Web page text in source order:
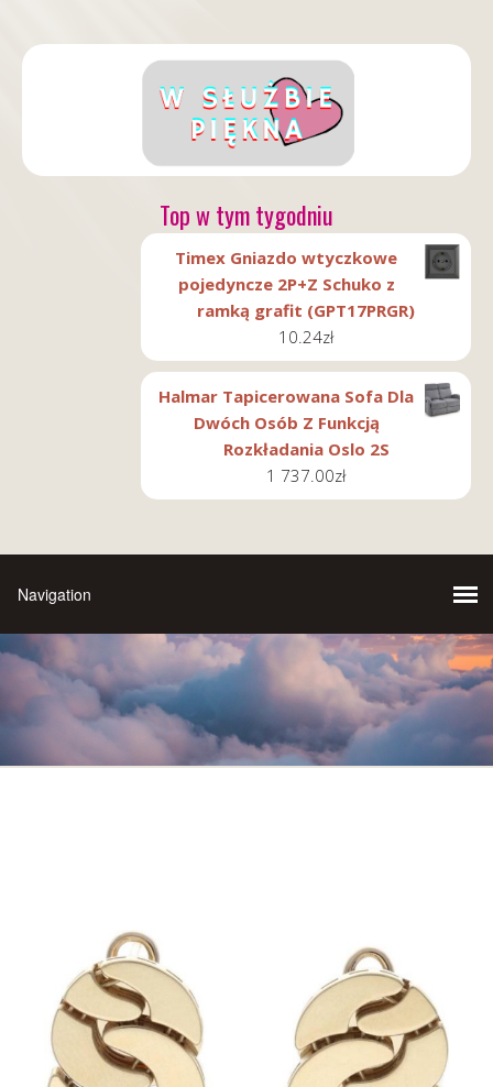
Top w tym tygodniu
Timex Gniazdo wtyczkowe
pojedyncze 2P+Z Schuko z
ramką grafit (GPT17PRGR)
10.24zł
Halmar Tapicerowana Sofa Dla
Dwóch Osób Z Funkcją
Rozkładania Oslo 2S
1 737.00zł